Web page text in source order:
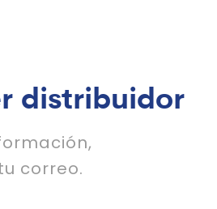
distribuidor
correo.